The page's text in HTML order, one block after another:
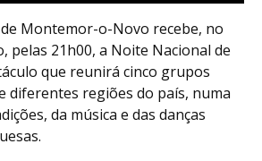
Montemor-o-Novo recebe, no
pelas 21h00, a Noite Nacional de
que reunirá cinco grupos
diferentes regiões do país, numa
da música e das danças